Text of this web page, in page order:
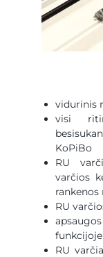
vidurinis
visi
KoPiBo
RU
varčios
RU
funkcijoje
RU